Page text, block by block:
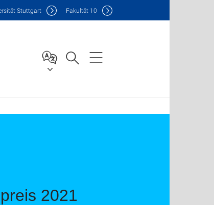
Stuttgart Fakultät 10
2021